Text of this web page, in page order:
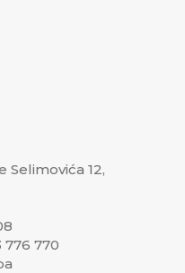
Selimovića 12,
776 770